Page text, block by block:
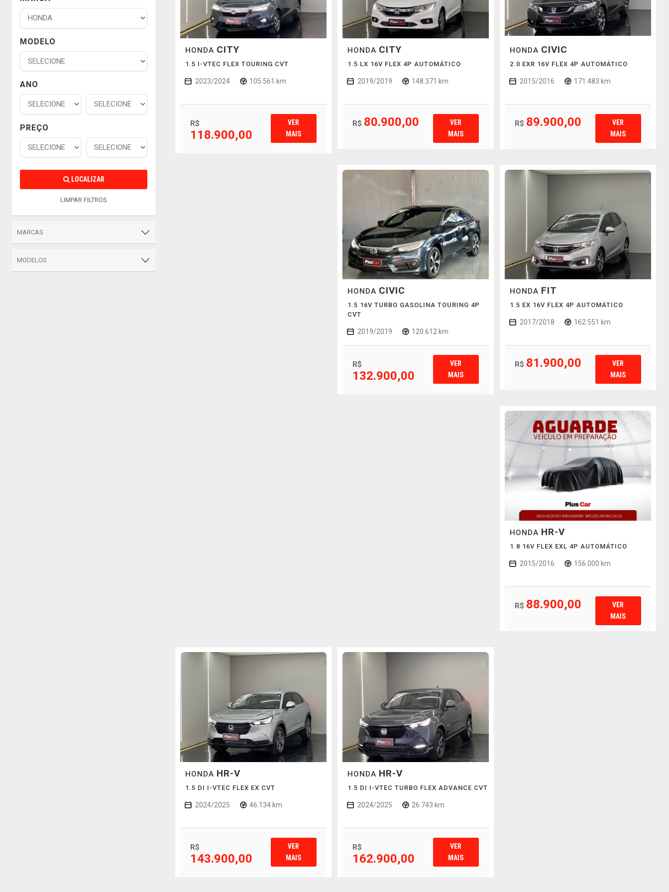
MODELO
ANO
PREÇO
LOCALIZAR
LIMPAR FILTROS
MARCAS
MODELOS
HONDA CITY
1.5 I-VTEC FLEX TOURING CVT
2023/2024 105.561 km
R$
118.900,00
VER
MAIS
HONDA CITY
1.5 LX 16V FLEX 4P AUTOMÁTICO
2019/2019 148.371 km
R$ 80.900,00
VER
MAIS
HONDA CIVIC
2.0 EXR 16V FLEX 4P AUTOMÁTICO
2015/2016 171.483 km
R$ 89.900,00
VER
MAIS
HONDA CIVIC
1.5 16V TURBO GASOLINA TOURING 4P
CVT
2019/2019 120.612 km
R$
132.900,00
VER
MAIS
HONDA FIT
1.5 EX 16V FLEX 4P AUTOMÁTICO
2017/2018 162.551 km
R$ 81.900,00
VER
MAIS
HONDA HR-V
1.8 16V FLEX EXL 4P AUTOMÁTICO
2015/2016 156.000 km
R$ 88.900,00
VER
MAIS
HONDA HR-V
1.5 DI I-VTEC FLEX EX CVT
2024/2025 46.134 km
R$
143.900,00
VER
MAIS
HONDA HR-V
1.5 DI I-VTEC TURBO FLEX ADVANCE CVT
2024/2025 26.743 km
R$
162.900,00
VER
MAIS